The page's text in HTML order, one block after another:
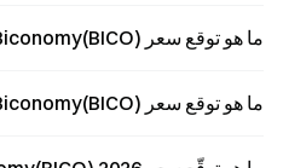
ما هو توقع سعر Biconomy(BICO) لهذا الأسبوع؟
ما هو توقع سعر Biconomy(BICO) للأسبوع القادم؟